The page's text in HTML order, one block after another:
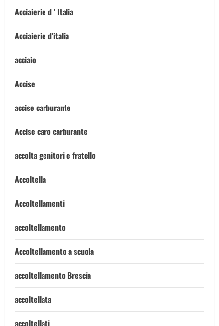
Acciaierie d ' Italia
Acciaierie d'italia
acciaio
Accise
accise carburante
Accise caro carburante
accolta genitori e fratello
Accoltella
Accoltellamenti
accoltellamento
Accoltellamento a scuola
accoltellamento Brescia
accoltellata
accoltellati